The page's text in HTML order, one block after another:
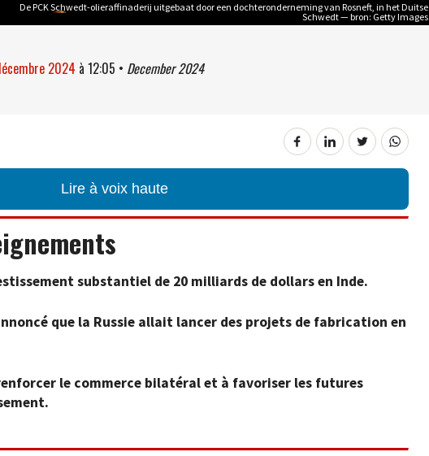
De PCK Schwedt-olieraffinaderij uitgebaat door een dochteronderneming van Rosneft, in het Duitse
Schwedt — bron: Getty Images
2024 à 12:05 • December 2024
Lire à voix haute
substantiel de 20 milliards de dollars en Inde.
que la Russie allait lancer des projets de fabrication en
le commerce bilatéral et à favoriser les futures